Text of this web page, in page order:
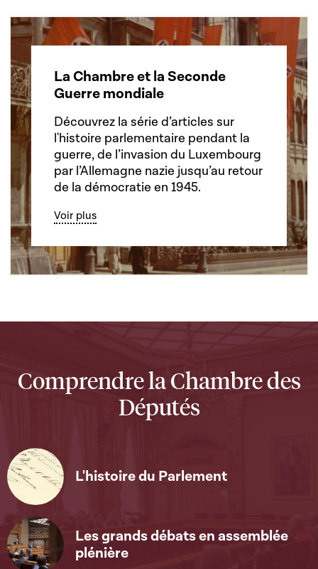
La Chambre et la Seconde
Guerre mondiale
Découvrez la série d’articles sur
l'histoire parlementaire pendant la
guerre, de l’invasion du Luxembourg
par l’Allemagne nazie jusqu’au retour
de la démocratie en 1945.
Voir plus
Comprendre la Chambre des
Députés
L'histoire du Parlement
Les grands débats en assemblée
plénière